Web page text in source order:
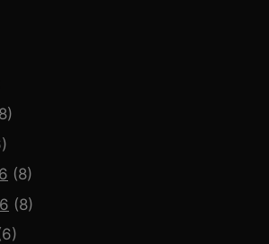
(8)
(8)